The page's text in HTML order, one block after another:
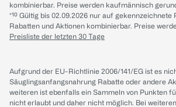
kombinierbar. Preise werden kaufmännisch
*¹⁰ Gültig bis 02.09.2026 nur auf
Rabatten und Aktionen kombinierbar. Preise
Preisliste der letzten 30 Tage
Aufgrund der EU-Richtlinie 2006/141/EG ist es
Säuglingsanfangsnahrung Rabatte oder andere
weiteren ist ebenfalls ein Sammeln von Punkten
nicht erlaubt und daher nicht möglich. Bei